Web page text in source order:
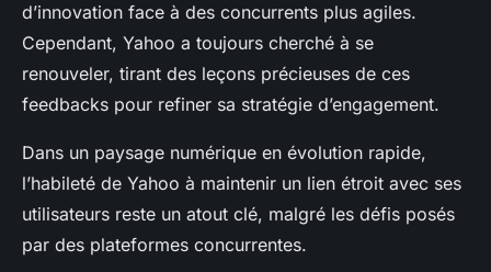
d’innovation face à des concurrents plus agiles.
Cependant, Yahoo a toujours cherché à se
renouveler, tirant des leçons précieuses de ces
feedbacks pour refiner sa stratégie d’engagement.
Dans un paysage numérique en évolution rapide,
l’habileté de Yahoo à maintenir un lien étroit avec ses
utilisateurs reste un atout clé, malgré les défis posés
par des plateformes concurrentes.